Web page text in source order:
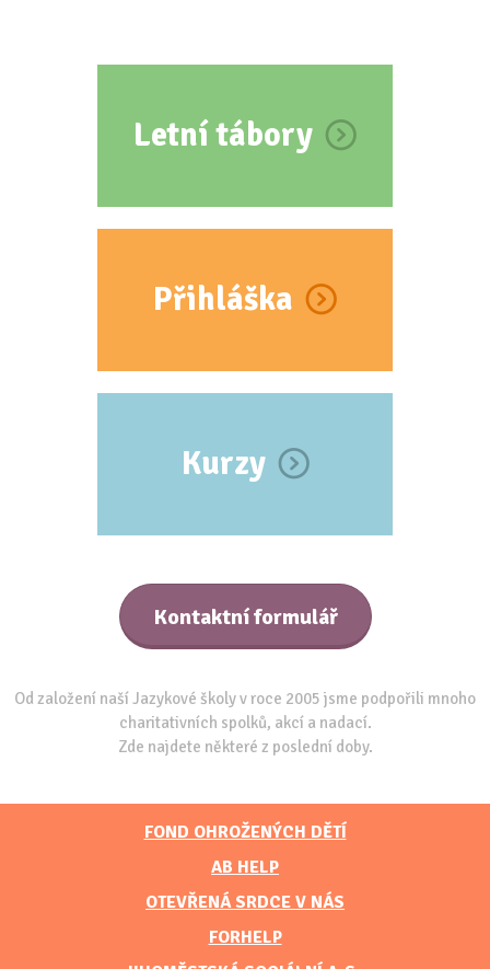
Letní tábory
Přihláška
Kurzy
Kontaktní formulář
Od založení naší Jazykové školy v roce 2005 jsme podpořili mnoho
charitativních spolků, akcí a nadací.
Zde najdete některé z poslední doby.
FOND OHROŽENÝCH DĚTÍ
AB HELP
OTEVŘENÁ SRDCE V NÁS
FORHELP